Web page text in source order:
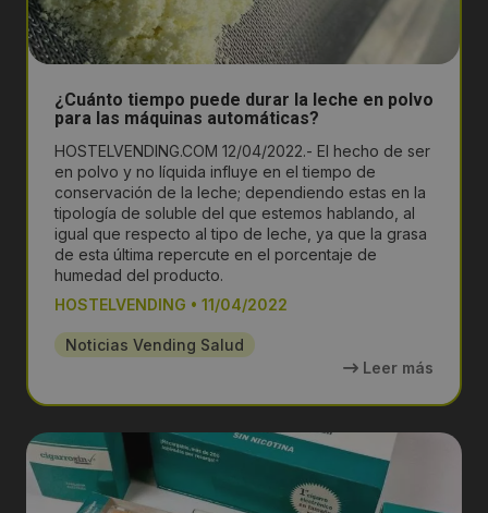
¿Cuánto tiempo puede durar la leche en polvo
para las máquinas automáticas?
HOSTELVENDING.COM 12/04/2022.- El hecho de ser
en polvo y no líquida influye en el tiempo de
conservación de la leche; dependiendo estas en la
tipología de soluble del que estemos hablando, al
igual que respecto al tipo de leche, ya que la grasa
de esta última repercute en el porcentaje de
humedad del producto.
HOSTELVENDING • 11/04/2022
Noticias Vending Salud
Leer más